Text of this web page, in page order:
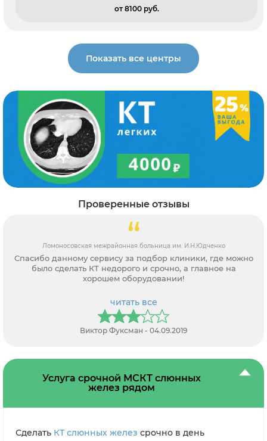
от 8100 pуб.
Показать все центры
Проверенные отзывы
Ломоносовская межрайонная больница им. И.Н.Юдченко
Спасибо данному сервису за подбор клиники, где можно
было сделать КТ недорого и срочно, а главное на
хорошем оборудовании!
читать все
Виктор Фуксман - 04.09.2019
Услуга срочной МСКТ слюнных
желез рядом
Сделать КТ слюнных желез срочно в день